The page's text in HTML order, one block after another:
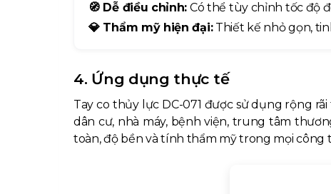
🧭 Dễ điều chỉnh: Có thể tùy chỉnh tốc độ
💎 Thẩm mỹ hiện đại:Thiết kế nhỏ gọn,
4. Ứng dụng thực tế
Tay co thủy lực DC-071 được sử dụng rộng
dân cư, nhà máy, bệnh viện, trung tâm
toàn, độ bền và tính thẩm mỹ trong mọi công